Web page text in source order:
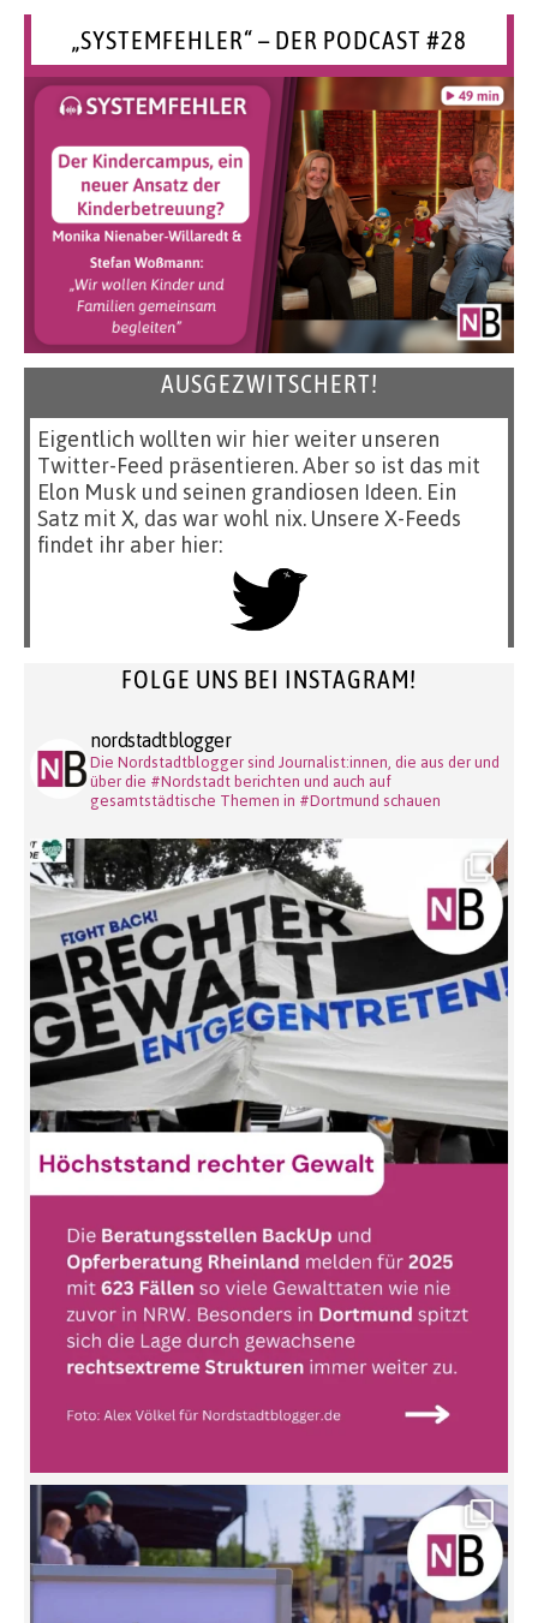
„SYSTEMFEHLER“ – DER PODCAST #28
AUSGEZWITSCHERT!
Eigentlich wollten wir hier weiter unseren
Twitter-Feed präsentieren. Aber so ist das mit
Elon Musk und seinen grandiosen Ideen. Ein
Satz mit X, das war wohl nix. Unsere X-Feeds
findet ihr aber hier:
FOLGE UNS BEI INSTAGRAM!
nordstadtblogger
Die Nordstadtblogger sind Journalist:innen, die aus der und
über die #Nordstadt berichten und auch auf
gesamtstädtische Themen in #Dortmund schauen